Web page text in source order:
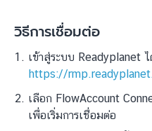
วิธีการเชื่อมต่อ
เข้าสู่ระบบ Readyplanet
https://
เลือก FlowAccount
เพื่อเริ่มการเชื่อมต่อ